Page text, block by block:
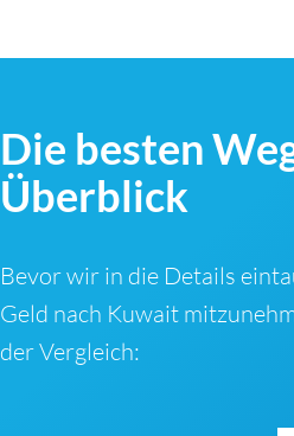
Die besten
Überblick
Bevor wir in die Details
Geld nach Kuwait
der Vergleich: